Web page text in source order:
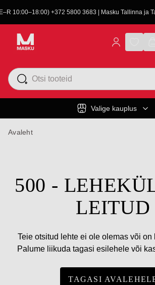
10:00–18:00) +372 5800 3683 | Masku Tallinna ja
Valige kauplus
Avaleht
500 -
LEITUD
Teie otsitud lehte ei ole olemas või on
Palume liikuda tagasi esilehele või
TAGASI